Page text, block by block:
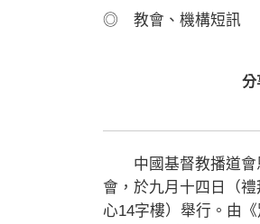
◎ 教會、機構短訊
分
中國基督教播道會
會，於九月十四日（
心14字樓）舉行。由